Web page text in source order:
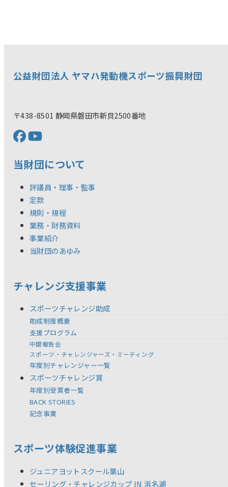
公益財団法人 ヤマハ発動機スポーツ振興財団
〒438-8501 静岡県磐田市新貝2500番地
当財団について
評議員・理事・監事
定款
規則・規程
業務・財務資料
事業紹介
当財団のあゆみ
チャレンジ支援事業
スポーツチャレンジ助成
助成制度概要
支援プログラム
中間報告会
スポーツ・チャレンジャーズ・ミーティング
年度別チャレンジャー一覧
スポーツチャレンジ賞
年度別受賞者一覧
BACK STORIES
記念事業
スポーツ体験促進事業
ジュニアヨットスクール葉山
セーリング・チャレンジカップ IN 浜名湖